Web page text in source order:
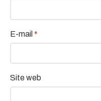
E-mail *
Site web